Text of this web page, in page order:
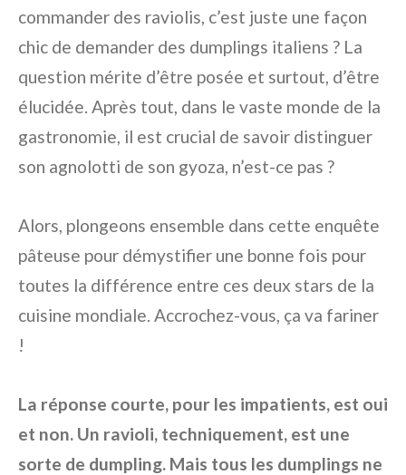
commander des raviolis, c’est juste une façon
chic de demander des dumplings italiens ? La
question mérite d’être posée et surtout, d’être
élucidée. Après tout, dans le vaste monde de la
gastronomie, il est crucial de savoir distinguer
son agnolotti de son gyoza, n’est-ce pas ?
Alors, plongeons ensemble dans cette enquête
pâteuse pour démystifier une bonne fois pour
toutes la différence entre ces deux stars de la
cuisine mondiale. Accrochez-vous, ça va fariner
!
La réponse courte, pour les impatients, est oui
et non. Un ravioli, techniquement, est une
sorte de dumpling. Mais tous les dumplings ne